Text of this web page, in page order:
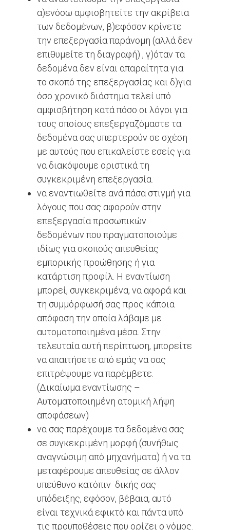
α)ενόσω αμφισβητείτε την ακρίβεια
των δεδομένων, β)εφόσον κρίνετε
την επεξεργασία παράνομη (αλλά δεν
επιθυμείτε τη διαγραφή) , γ)όταν τα
δεδομένα δεν είναι απαραίτητα για
το σκοπό της επεξεργασίας και δ)για
όσο χρονικό διάστημα τελεί υπό
αμφισβήτηση κατά πόσο οι λόγοι για
τους οποίους επεξεργαζόμαστε τα
δεδομένα σας υπερτερούν σε σχέση
με αυτούς που επικαλείστε εσείς για
να διακόψουμε οριστικά τη
συγκεκριμένη επεξεργασία.
να εναντιωθείτε ανά πάσα στιγμή για
λόγους που σας αφορούν στην
επεξεργασία προσωπικών
δεδομένων που πραγματοποιούμε
ιδίως για σκοπούς απευθείας
εμπορικής προώθησης ή για
κατάρτιση προφίλ. Η εναντίωση
μπορεί, συγκεκριμένα, να αφορά και
τη συμμόρφωσή σας προς κάποια
απόφαση την οποία λάβαμε με
αυτοματοποιημένα μέσα. Στην
τελευταία αυτή περίπτωση, μπορείτε
να απαιτήσετε από εμάς να σας
επιτρέψουμε να παρέμβετε.
(Δικαίωμα εναντίωσης –
Αυτοματοποιημένη ατομική λήψη
αποφάσεων)
να σας παρέχουμε τα δεδομένα σας
σε συγκεκριμένη μορφή (συνήθως
αναγνώσιμη από μηχανήματα) ή να τα
μεταφέρουμε απευθείας σε άλλον
υπεύθυνο κατόπιν δικής σας
υπόδειξης, εφόσον, βέβαια, αυτό
είναι τεχνικά εφικτό και πάντα υπό
τις προϋποθέσεις που ορίζει ο νόμος.